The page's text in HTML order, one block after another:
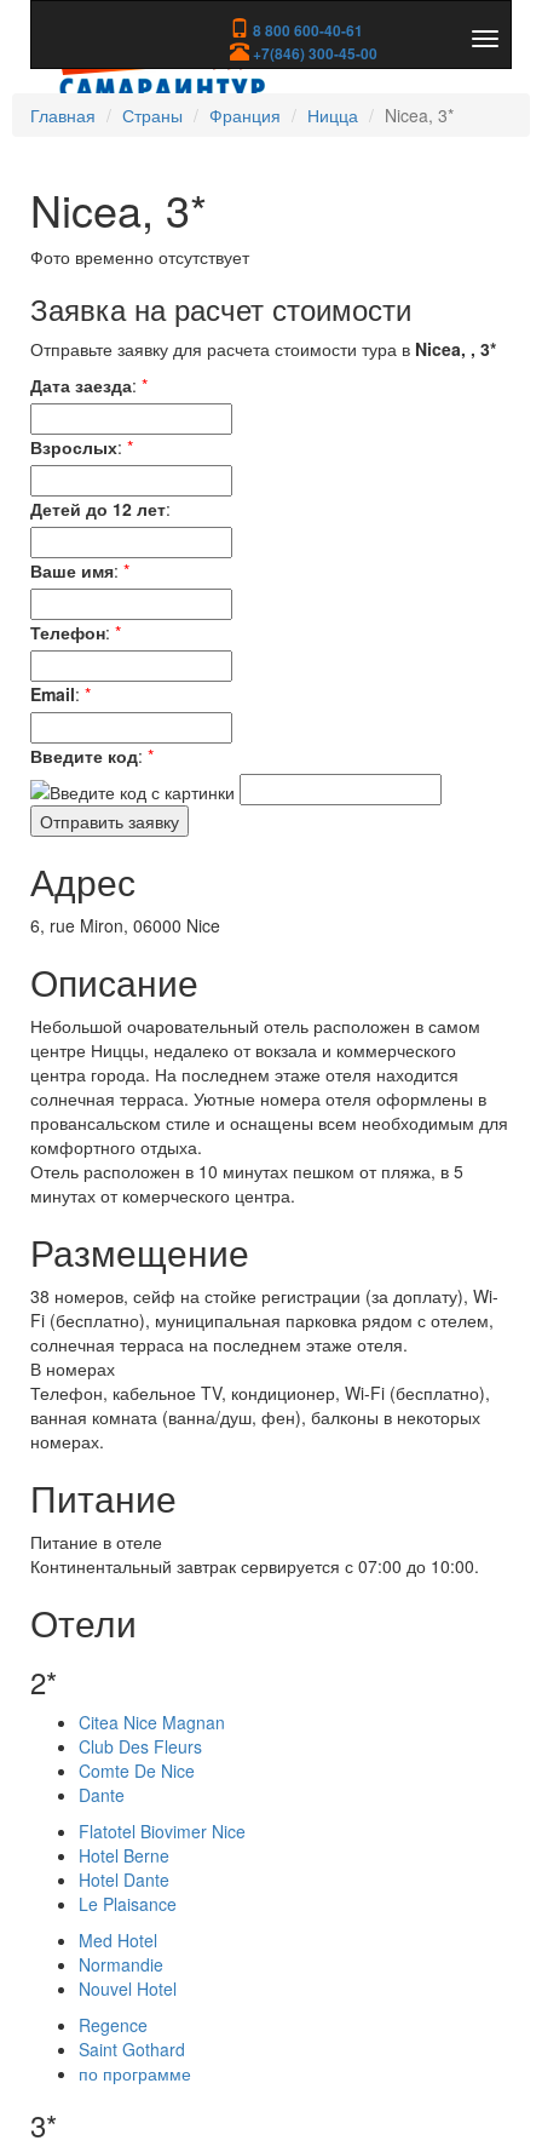
8 800 600-40-61
+7(846) 300-45-00
скрыть
Главная
Страны Франция Ницца Nicea, 3*
Nicea, 3*
Фото временно отсутствует
Заявка на расчет стоимости
Отправьте заявку для расчета стоимости тура в Nicea, , 3*
Дата заезда: *
Взрослых: *
Детей до 12 лет:
Ваше имя: *
Телефон: *
Email: *
Введите код: *
Адрес
6, rue Miron, 06000 Nice
Описание
Небольшой очаровательный отель расположен в самом
центре Ниццы, недалеко от вокзала и коммерческого
центра города. На последнем этаже отеля находится
солнечная терраса. Уютные номера отеля оформлены в
провансальском стиле и оснащены всем необходимым для
комфортного отдыха.
Отель расположен в 10 минутах пешком от пляжа, в 5
минутах от комерческого центра.
Размещение
38 номеров, сейф на стойке регистрации (за доплату), Wi-
Fi (бесплатно), муниципальная парковка рядом с отелем,
солнечная терраса на последнем этаже отеля.
В номерах
Телефон, кабельное TV, кондиционер, Wi-Fi (бесплатно),
ванная комната (ванна/душ, фен), балконы в некоторых
номерах.
Питание
Питание в отеле
Континентальный завтрак сервируется с 07:00 до 10:00.
Отели
2*
Citea Nice Magnan
Club Des Fleurs
Comte De Nice
Dante
Flatotel Biovimer Nice
Hotel Berne
Hotel Dante
Le Plaisance
Med Hotel
Normandie
Nouvel Hotel
Regence
Saint Gothard
по программе
3*